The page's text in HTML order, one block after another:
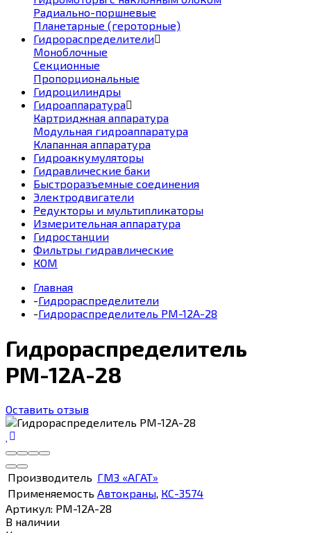
Радиально-поршневые
Планетарные (героторные)
Гидрораспределители
Моноблочные
Секционные
Пропорциональные
Гидроцилиндры
Гидроаппаратура
Картриджная аппаратура
Модульная гидроаппаратура
Клапанная аппаратура
Гидроаккумуляторы
Гидравлические баки
Быстроразъемные соединения
Электродвигатели
Редукторы и мультипликаторы
Измерительная аппаратура
Гидростанции
Фильтры гидравлические
КОМ
Главная
-Гидрораспределители
-Гидрораспределитель РМ-12А-28
Гидрораспределитель
РМ-12А-28
Оставить отзыв
Производитель ГМЗ «АГАТ»
Применяемость Автокраны, КС-3574
Артикул: РМ-12А-28
В наличии